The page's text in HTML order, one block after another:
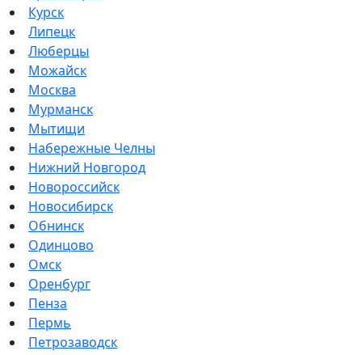
Курск
Липецк
Люберцы
Можайск
Москва
Мурманск
Мытищи
Набережные Челны
Нижний Новгород
Новороссийск
Новосибирск
Обнинск
Одинцово
Омск
Оренбург
Пенза
Пермь
Петрозаводск